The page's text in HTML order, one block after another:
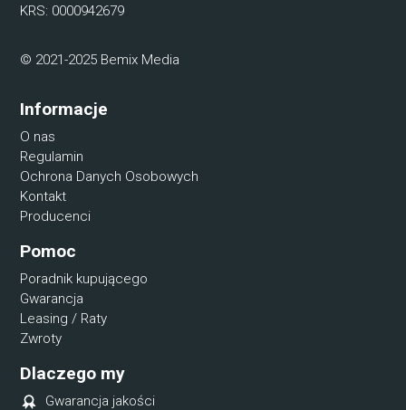
KRS: 0000942679
© 2021-2025 Bemix Media
Informacje
O nas
Regulamin
Ochrona Danych Osobowych
Kontakt
Producenci
Pomoc
Poradnik kupującego
Gwarancja
Leasing / Raty
Zwroty
Dlaczego my
Gwarancja jakości